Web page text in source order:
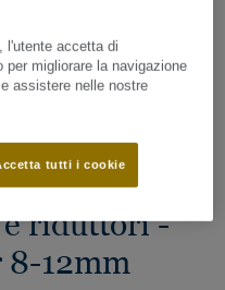
riduttori -
8-12mm
l'utente accetta di
migliorare la navigazione
assistere nelle nostre
tutti i cookie